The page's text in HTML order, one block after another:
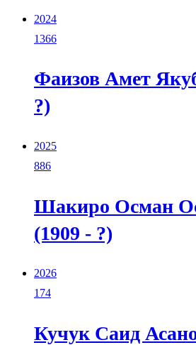
2024
1366
Фаизов Амет
?)
2025
886
Шакиро Осман
(1909 - ?)
2026
174
Кучук Саид